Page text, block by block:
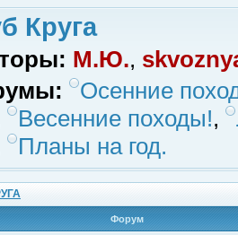
Круга
М.Ю.,
Осенние
Весенние походы!,
Планы на год.
Форум